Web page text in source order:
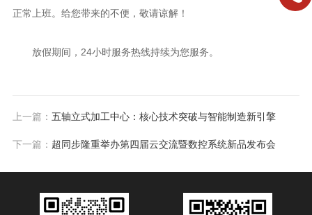
正常上班。给您带来的不便，敬请谅解！
放假期间，24小时服务热线持续为您服务。
上一篇： 五轴立式加工中心：核心技术突破与智能制造新引擎
下一篇： 超同步隆重举办第四届云交流暨数控系统新品发布会